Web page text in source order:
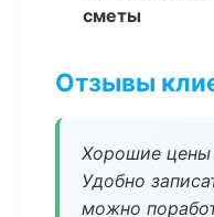
сметы
Отзывы
Хорошие цены
Удобно
можно